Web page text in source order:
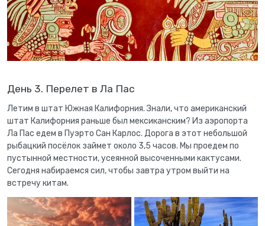
День 3. Перелет в Ла Пас
Летим в штат Южная Калифорния. Знали, что американский
штат Калифорния раньше был мексиканским? Из аэропорта
Ла Пас едем в Пуэрто Сан Карлос. Дорога в этот небольшой
рыбацкий посёлок займет около 3,5 часов. Мы проедем по
пустынной местности, усеянной высоченными кактусами.
Сегодня набираемся сил, чтобы завтра утром выйти на
встречу китам.